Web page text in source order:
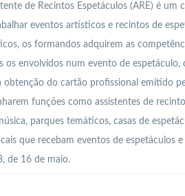
de Recintos Espetáculos (ARE) é um
eventos artísticos e recintos de
os formandos adquirem as
os envolvidos num evento de espetáculo,
obtenção do cartão profissional emitido
funções como assistentes de
parques temáticos, casas de
que recebam eventos de espetáculos
de 16 de maio.